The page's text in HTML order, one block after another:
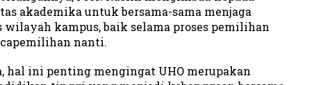
akademika untuk bersama-sama menjaga
kampus, baik selama proses pemilihan
nanti.
hal ini penting mengingat UHO merupakan